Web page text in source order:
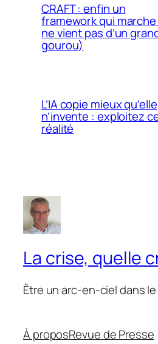
CRAFT : enfin un
framework qui
ne vient pas d’un
gourou)
L’IA copie mieux qu’elle
n’invente : exploitez
réalité
La crise, quelle
Être un arc-en-ciel dans le
À proposRevue de Presse